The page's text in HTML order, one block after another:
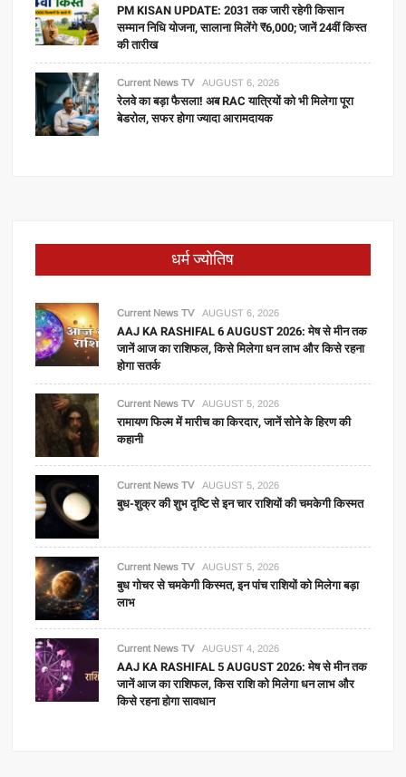
PM KISAN UPDATE: 2031 तक जारी रहेगी किसान
सम्मान निधि योजना, सालाना मिलेंगे ₹6,000; जानें 24वीं किस्त
की तारीख
Current News TV AUGUST 6, 2026
रेलवे का बड़ा फैसला! अब RAC यात्रियों को भी मिलेगा पूरा
बेडरोल, सफर होगा ज्यादा आरामदायक
धर्म ज्योतिष
Current News TV AUGUST 6, 2026
AAJ KA RASHIFAL 6 AUGUST 2026: मेष से मीन तक
जानें आज का राशिफल, किसे मिलेगा धन लाभ और किसे रहना
होगा सतर्क
Current News TV AUGUST 5, 2026
रामायण फिल्म में मारीच का किरदार, जानें सोने के हिरण की
कहानी
Current News TV AUGUST 5, 2026
बुध-शुक्र की शुभ दृष्टि से इन चार राशियों की चमकेगी किस्मत
Current News TV AUGUST 5, 2026
बुध गोचर से चमकेगी किस्मत, इन पांच राशियों को मिलेगा बड़ा
लाभ
Current News TV AUGUST 4, 2026
AAJ KA RASHIFAL 5 AUGUST 2026: मेष से मीन तक
जानें आज का राशिफल, किस राशि को मिलेगा धन लाभ और
किसे रहना होगा सावधान